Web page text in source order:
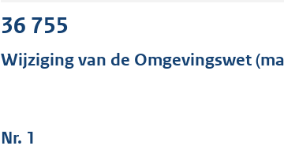
a
36 755
Wijziging van de Omgevingswet
Nr. 1